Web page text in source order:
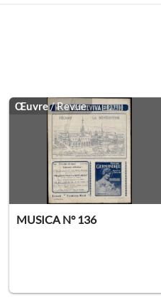
Œuvre/ Revue
MUSICA N° 136